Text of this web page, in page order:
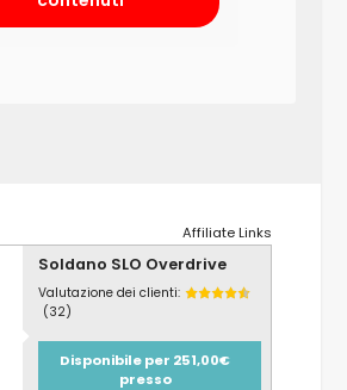
Affiliate Links
Soldano SLO Overdrive
Valutazione dei clienti:
(32)
Disponibile per 251,00€
presso